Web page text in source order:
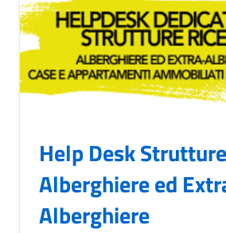
Help Desk
Alberghiere ed
Alberghiere